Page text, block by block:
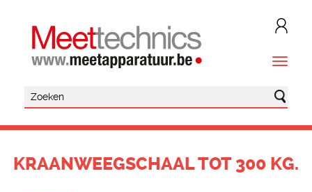
KRAANWEEGSCHAAL TOT 300 KG.